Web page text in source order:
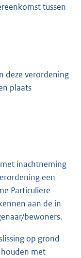
tussen
deze verordening
plaats
inachtneming
een
Particuliere
aan de in
bewoners.
op grond
met